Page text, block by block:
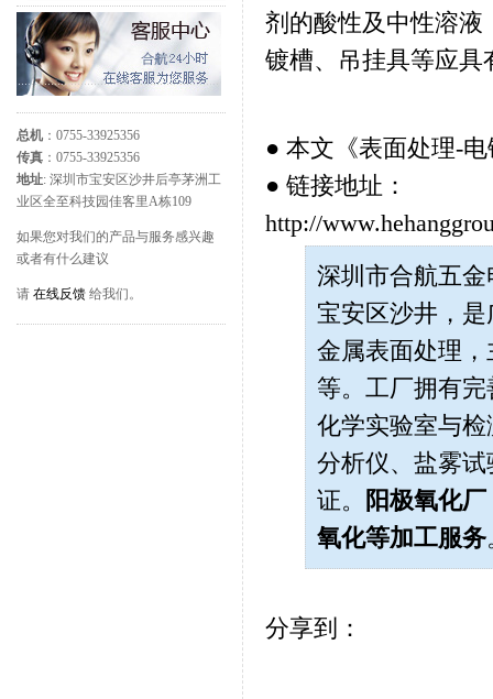
总机 ：0755-33925356
传真 ：0755-33925356
地址: 深圳市宝安区沙井后亭茅洲工
业区全至科技园佳客里A栋109
如果您对我们的产品与服务感兴趣
或者有什么建议
请 在线反馈 给我们。
剂的酸性及中性溶液
镀槽、吊挂具等应
● 本文《表面处理-
● 链接地址：
http://
深圳市合航五金
宝安区沙井，
金属表面处理
等。工厂拥有
化学实验室与检
分析仪、盐雾
证。
阳极氧化厂
氧化等加工服务
分享到：